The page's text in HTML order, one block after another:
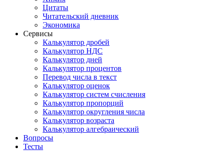
Цитаты
Читательский дневник
Экономика
Сервисы
Калькулятор дробей
Калькулятор НДС
Калькулятор дней
Калькулятор процентов
Перевод числа в текст
Калькулятор оценок
Калькулятор систем счисления
Калькулятор пропорций
Калькулятор округления числа
Калькулятор возраста
Калькулятор алгебраический
Вопросы
Тесты